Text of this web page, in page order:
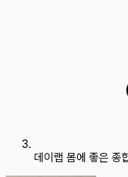
데이랩 몸에 좋은 종